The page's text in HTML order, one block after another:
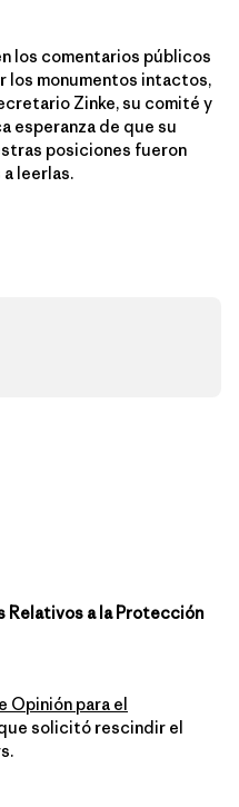
los comentarios públicos
los monumentos intactos,
Zinke, su comité y
esperanza de que su
posiciones fueron
leerlas.
Relativos a la Protección
Opinión para el
solicitó rescindir el